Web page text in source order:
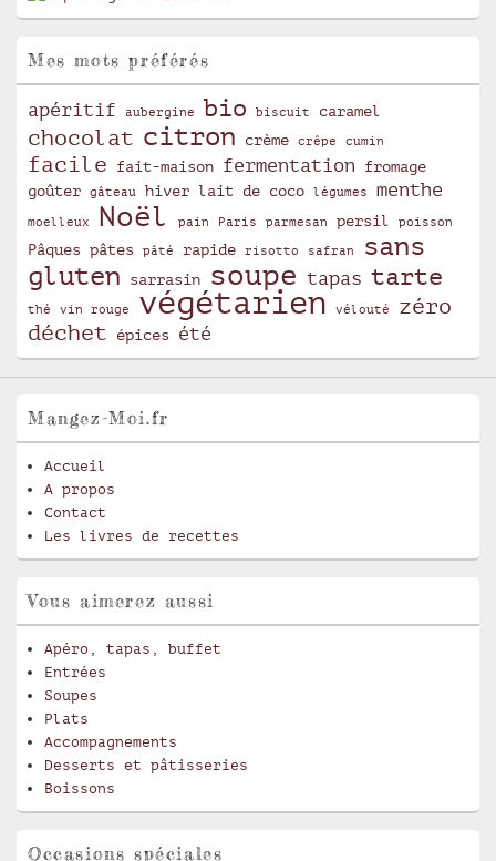
Mes mots préférés
apéritif aubergine bio biscuit caramel
chocolat citron crème crêpe cumin
facile fait-maison fermentation
fromage
goûter
gâteau hiver lait de coco légumes menthe
moelleux Noël pain Paris parmesan persil poisson
Pâques pâtes pâté rapide risotto safran
sans
gluten
sarrasin soupe tapas tarte
thé vin rouge végétarien vélouté
zéro
déchet
épices été
Mangez-Moi.fr
Accueil
A propos
Contact
Les livres de recettes
Vous aimerez aussi
Apéro, tapas, buffet
Entrées
Soupes
Plats
Accompagnements
Desserts et pâtisseries
Boissons
Occasions spéciales